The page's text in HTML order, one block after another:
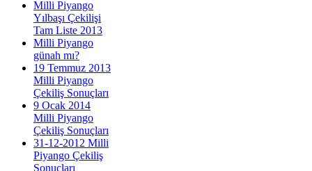
Milli Piyango
Yılbaşı Çekilişi
Tam Liste 2013
Milli Piyango
günah mı?
19 Temmuz 2013
Milli Piyango
Çekiliş Sonuçları
9 Ocak 2014
Milli Piyango
Çekiliş Sonuçları
31-12-2012 Milli
Piyango Çekiliş
Sonuçları